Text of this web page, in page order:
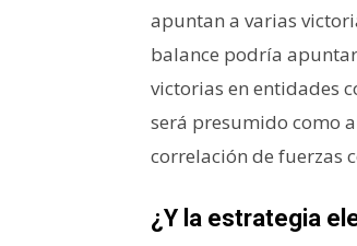
apuntan a varias
balance podría
victorias en entidades
será presumido como
correlación de fuerzas
¿Y la estrategia